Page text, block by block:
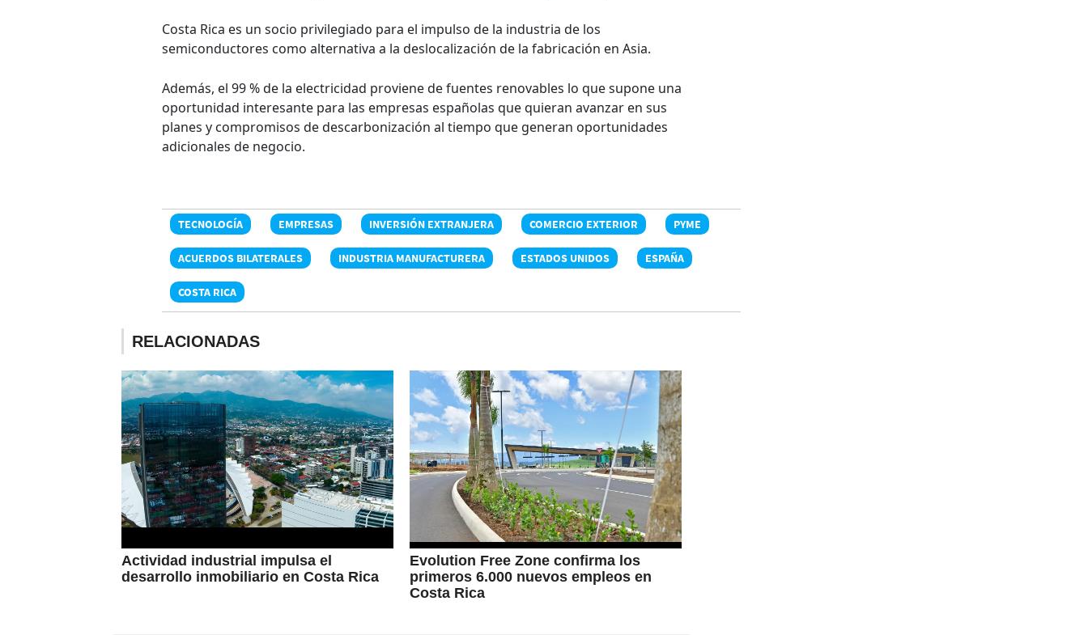
Costa Rica es un socio privilegiado para el impulso de la industria de los
semiconductores como alternativa a la deslocalización de la fabricación en Asia.
Además, el 99 % de la electricidad proviene de fuentes renovables lo que supone una
oportunidad interesante para las empresas españolas que quieran avanzar en sus
planes y compromisos de descarbonización al tiempo que generan oportunidades
adicionales de negocio.
TECNOLOGÍA EMPRESAS INVERSIÓN EXTRANJERA COMERCIO EXTERIOR PYME
ACUERDOS BILATERALES INDUSTRIA MANUFACTURERA ESTADOS UNIDOS ESPAÑA
COSTA RICA
RELACIONADAS
Actividad industrial impulsa el
desarrollo inmobiliario en Costa Rica
Evolution Free Zone confirma los
primeros 6.000 nuevos empleos en
Costa Rica